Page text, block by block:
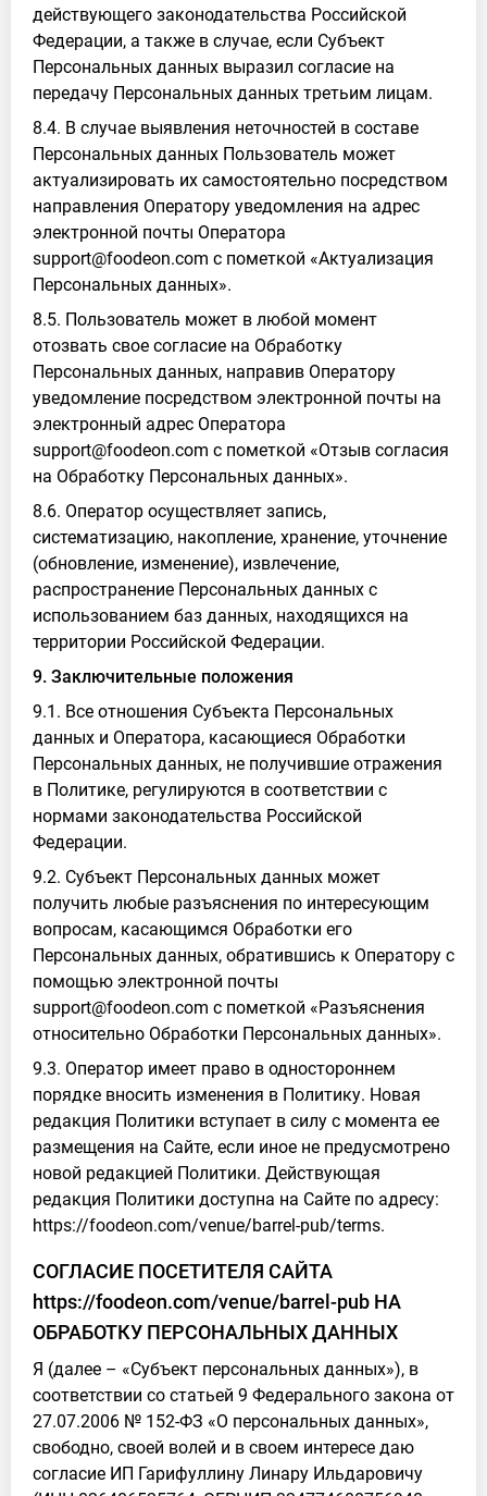
действующего законодательства Российской
Федерации, а также в случае, если Субъект
Персональных данных выразил согласие на
передачу Персональных данных третьим лицам.
8.4. В случае выявления неточностей в составе
Персональных данных Пользователь может
актуализировать их самостоятельно посредством
направления Оператору уведомления на адрес
электронной почты Оператора
support@foodeon.com с пометкой «Актуализация
Персональных данных».
8.5. Пользователь может в любой момент
отозвать свое согласие на Обработку
Персональных данных, направив Оператору
уведомление посредством электронной почты на
электронный адрес Оператора
support@foodeon.com с пометкой «Отзыв согласия
на Обработку Персональных данных».
8.6. Оператор осуществляет запись,
систематизацию, накопление, хранение, уточнение
(обновление, изменение), извлечение,
распространение Персональных данных с
использованием баз данных, находящихся на
территории Российской Федерации.
9. Заключительные положения
9.1. Все отношения Субъекта Персональных
данных и Оператора, касающиеся Обработки
Персональных данных, не получившие отражения
в Политике, регулируются в соответствии с
нормами законодательства Российской
Федерации.
9.2. Субъект Персональных данных может
получить любые разъяснения по интересующим
вопросам, касающимся Обработки его
Персональных данных, обратившись к Оператору с
помощью электронной почты
support@foodeon.com с пометкой «Разъяснения
относительно Обработки Персональных данных».
9.3. Оператор имеет право в одностороннем
порядке вносить изменения в Политику. Новая
редакция Политики вступает в силу с момента ее
размещения на Сайте, если иное не предусмотрено
новой редакцией Политики. Действующая
редакция Политики доступна на Сайте по адресу:
https://foodeon.com/venue/barrel-pub/terms.
СОГЛАСИЕ ПОСЕТИТЕЛЯ САЙТА
https://foodeon.com/venue/barrel-pub НА
ОБРАБОТКУ ПЕРСОНАЛЬНЫХ ДАННЫХ
Я (далее – «Субъект персональных данных»), в
соответствии со статьей 9 Федерального закона от
27.07.2006 № 152-ФЗ «О персональных данных»,
свободно, своей волей и в своем интересе даю
согласие ИП Гарифуллину Линару Ильдаровичу